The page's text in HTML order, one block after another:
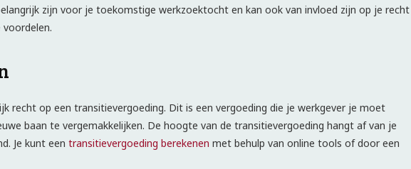
zijn voor je toekomstige werkzoektocht en kan ook van invloed zijn op je recht
recht op een transitievergoeding. Dit is een vergoeding die je werkgever je moet
baan te vergemakkelijken. De hoogte van de transitievergoeding hangt af van je
Je kunt een transitievergoeding berekenen met behulp van online tools of door een